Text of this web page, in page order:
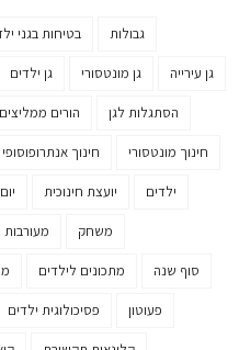
בטיחות בגני גבולות
גן ילדים גן מונטסורי גן עירייה
הורים ממליצים הסתגלות לגן
חינוך אנתרופוסופי חינוך מונטסורי
יועצת חינוכית ילדים
מעורבות משחק
מתכונים לילדים סוף שנה
פסיכולוגית ילדים פעוטון